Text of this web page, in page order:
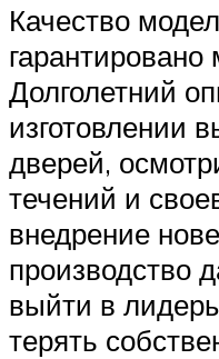
Качество
Долголетний
изготовлении
дверей,
течений и
внедрение
производство
выйти в
терять